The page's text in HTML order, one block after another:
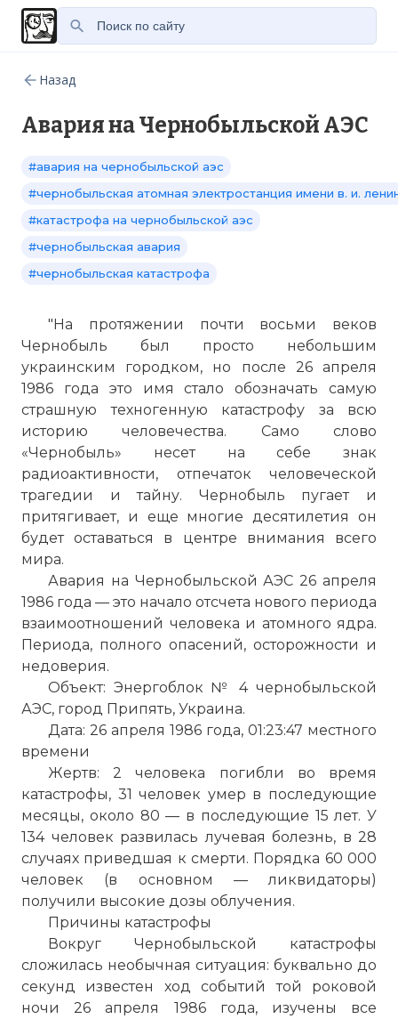
Назад
Авария на Чернобыльской АЭС
#авария на чернобыльской аэс
#чернобыльская атомная электростанция имени в. и.
#катастрофа на чернобыльской аэс
#чернобыльская авария
#чернобыльская катастрофа
"На протяжении почти восьми веков
Чернобыль был просто небольшим
украинским городком, но после 26 апреля
1986 года это имя стало обозначать самую
страшную техногенную катастрофу за всю
историю человечества. Само слово
«Чернобыль» несет на себе знак
радиоактивности, отпечаток человеческой
трагедии и тайну. Чернобыль пугает и
притягивает, и еще многие десятилетия он
будет оставаться в центре внимания всего
мира.
Авария на Чернобыльской АЭС 26 апреля
1986 года — это начало отсчета нового периода
взаимоотношений человека и атомного ядра.
Периода, полного опасений, осторожности и
недоверия.
Объект: Энергоблок № 4 чернобыльской
АЭС, город Припять, Украина.
Дата: 26 апреля 1986 года, 01:23:47 местного
времени
Жертв: 2 человека погибли во время
катастрофы, 31 человек умер в последующие
месяцы, около 80 — в последующие 15 лет. У
134 человек развилась лучевая болезнь, в 28
случаях приведшая к смерти. Порядка 60 000
человек (в основном — ликвидаторы)
получили высокие дозы облучения.
Причины катастрофы
Вокруг Чернобыльской катастрофы
сложилась необычная ситуация: буквально до
секунд известен ход событий той роковой
ночи 26 апреля 1986 года, изучены все